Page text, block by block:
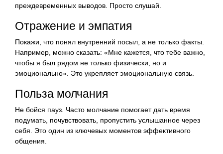
преждевременных выводов. Просто слушай.
Отражение и эмпатия
Покажи, что понял внутренний посыл, а не только факты.
Например, можно сказать: «Мне кажется, что тебе важно,
чтобы я был рядом не только физически, но и
эмоционально». Это укрепляет эмоциональную связь.
Польза молчания
Не бойся пауз. Часто молчание помогает дать время
подумать, почувствовать, пропустить услышанное через
себя. Это один из ключевых моментов эффективного
общения.